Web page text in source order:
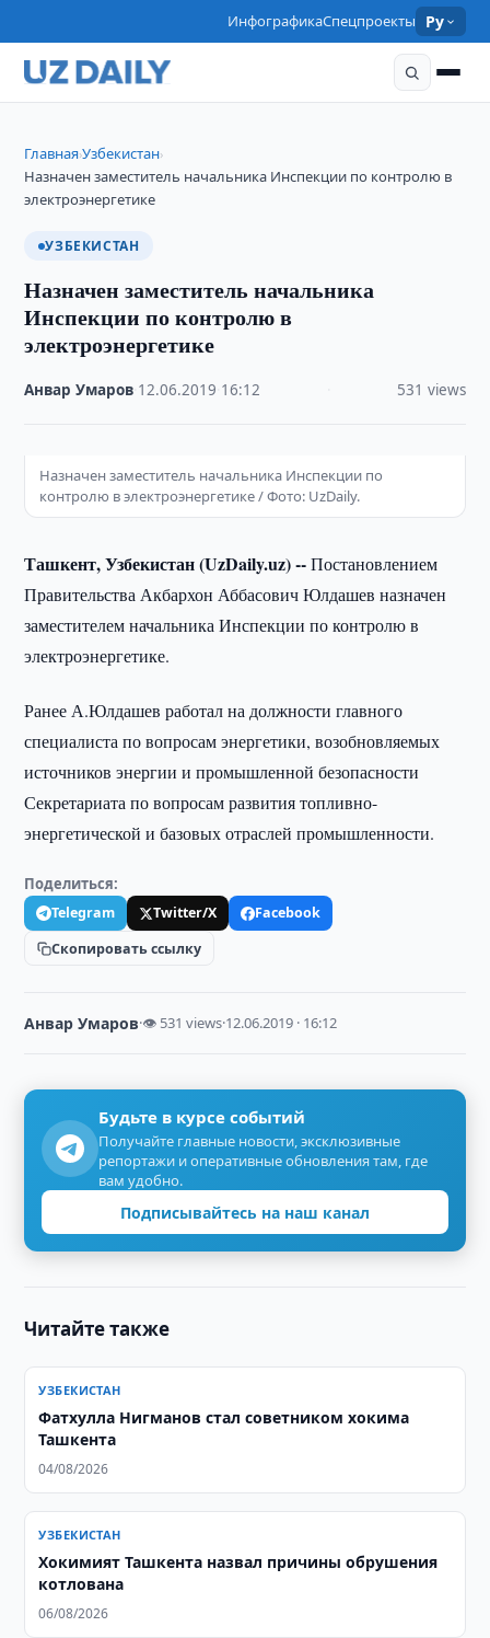
ИнфографикаСпецпроекты Ру
Главная›Узбекистан›
Назначен заместитель начальника Инспекции по контролю в
электроэнергетике
УЗБЕКИСТАН
Назначен заместитель начальника
Инспекции по контролю в
электроэнергетике
Анвар Умаров 12.06.2019 16:12 531 views
Назначен заместитель начальника Инспекции по
контролю в электроэнергетике / Фото: UzDaily.
Ташкент, Узбекистан (UzDaily.uz) --Постановлением
Правительства Акбархон Аббасович Юлдашев назначен
заместителем начальника Инспекции по контролю в
электроэнергетике.
Ранее А.Юлдашев работал на должности главного
специалиста по вопросам энергетики, возобновляемых
источников энергии и промышленной безопасности
Секретариата по вопросам развития топливно-
энергетической и базовых отраслей промышленности.
Поделиться:
Telegram Twitter/X
Facebook
Скопировать ссылку
Анвар Умаров·👁 531 views·12.06.2019 · 16:12
Будьте в курсе событий
Получайте главные новости, эксклюзивные
репортажи и оперативные обновления там, где
вам удобно.
Подписывайтесь на наш канал
Читайте также
УЗБЕКИСТАН
Фатхулла Нигманов стал советником хокима
Ташкента
04/08/2026
УЗБЕКИСТАН
Хокимият Ташкента назвал причины обрушения
котлована
06/08/2026